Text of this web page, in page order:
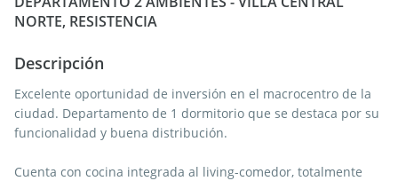
NORTE, RESISTENCIA
Descripción
Excelente oportunidad de inversión en el macrocentro de la
ciudad. Departamento de 1 dormitorio que se destaca por su
funcionalidad y buena distribución.
Cuenta con cocina integrada al living-comedor, totalmente